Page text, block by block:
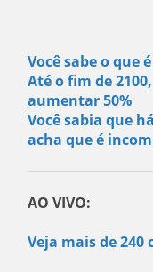
Você sabe o que
Até o fim de
aumentar 50%
Você sabia que
acha que é
AO VIVO:
Veja mais de